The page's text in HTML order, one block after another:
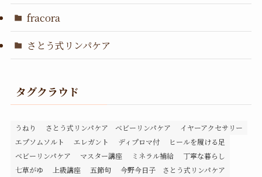
fracora
さとう式リンパケア
タグクラウド
うねり さとう式リンパケア ベビーリンパケア
イヤーアクセサリー
エプソムソルト
エレガント ディプロマ付
ヒールを履ける足
ベビーリンパケア
マスター講座 ミネラル補給
丁寧な暮らし
七草がゆ
上級講座 五節句 今野今日子 さとう式リンパケア